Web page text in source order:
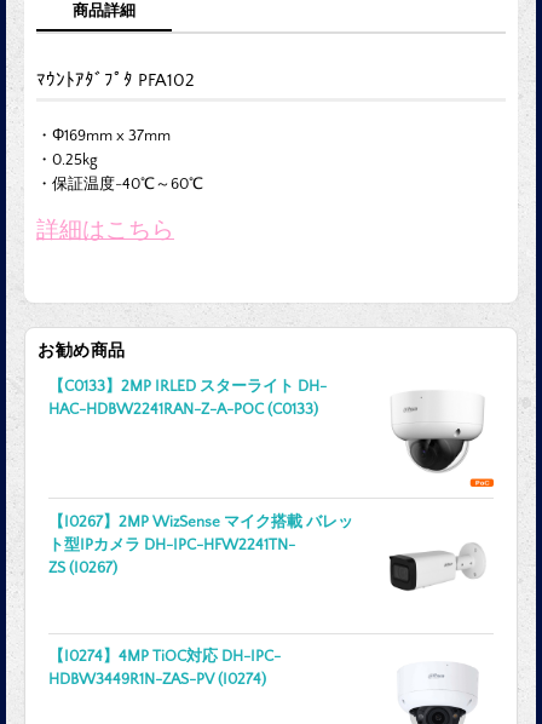
商品詳細
ﾏｳﾝﾄｱﾀﾞﾌﾟﾀ PFA102
・Φ169mm x 37mm
・0.25kg
・保証温度-40℃～60℃
詳細はこちら
お勧め商品
【C0133】2MP IRLED スターライト DH-
HAC-HDBW2241RAN-Z-A-POC (C0133)
【I0267】2MP WizSense マイク搭載 バレッ
ト型IPカメラ DH-IPC-HFW2241TN-
ZS (I0267)
【I0274】4MP TiOC対応 DH-IPC-
HDBW3449R1N-ZAS-PV (I0274)